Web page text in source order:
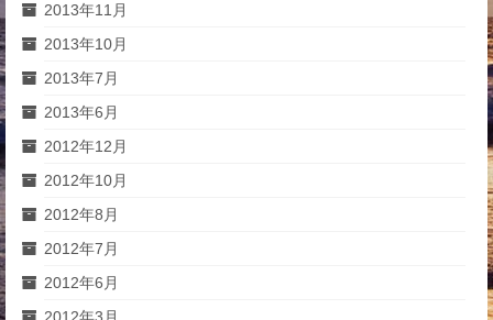
2013年11月
2013年10月
2013年7月
2013年6月
2012年12月
2012年10月
2012年8月
2012年7月
2012年6月